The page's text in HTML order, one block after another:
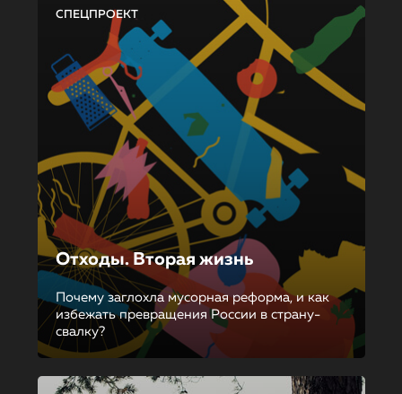
СПЕЦПРОЕКТ
Отходы. Вторая жизнь
Почему заглохла мусорная реформа, и как
избежать превращения России в страну-
свалку?